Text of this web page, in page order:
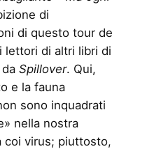
di
di questo tour de
lettori di altri libri di
Spillover. Qui,
e la fauna
sono inquadrati
nella nostra
coi virus; piuttosto,